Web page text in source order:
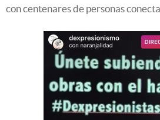
con centenares de personas